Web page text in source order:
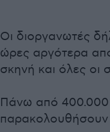
Οι διοργανωτές
ώρες αργότερα
σκηνή και όλες οι
Πάνω από 400.000